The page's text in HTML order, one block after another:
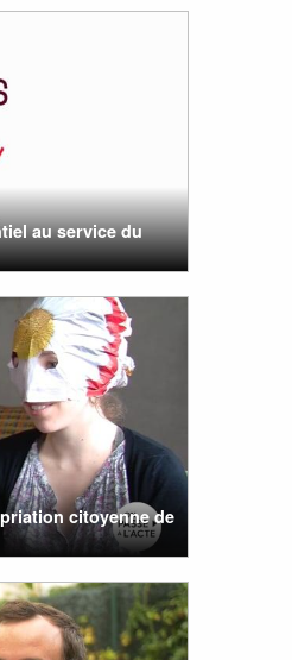
au service du
citoyenne de